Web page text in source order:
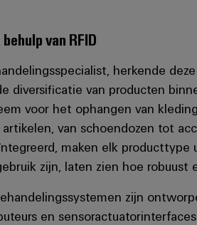
van RFID
herkende
diversificatie van producten
voor het ophangen van
van schoendozen tot
maken elk
zijn, laten zien hoe robuust
zijn
en